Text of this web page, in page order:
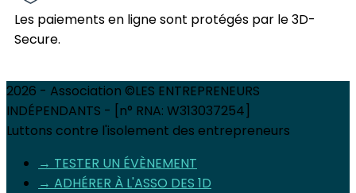
Les paiements en ligne sont protégés par le 3D-
Secure.
2026 - Association ©LES ENTREPRENEURS
INDÉPENDANTS - [n° RNA: W313037254]
Luttons contre l'isolement des entrepreneurs
→ TESTER UN ÉVÈNEMENT
→ ADHÉRER À L'ASSO DES 1D